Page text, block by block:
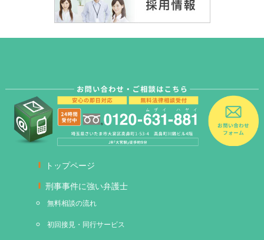
トップページ
刑事事件に強い弁護士
無料相談の流れ
初回接見・同行サービス